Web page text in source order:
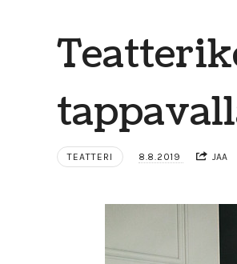
TEATTERI 8.8.2019 JAA